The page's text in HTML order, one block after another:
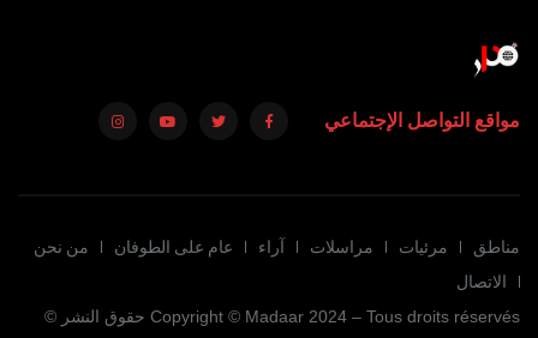
مواقع التواصل الإجتماعي
مناطق مرئيات مراسلات آراء عام على الطوفان
من نحن
الاتصال
Copyright © Madaar 2024 – Tous droits réservés حقوق النشر ©